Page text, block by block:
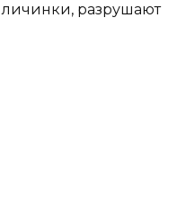
разрушают